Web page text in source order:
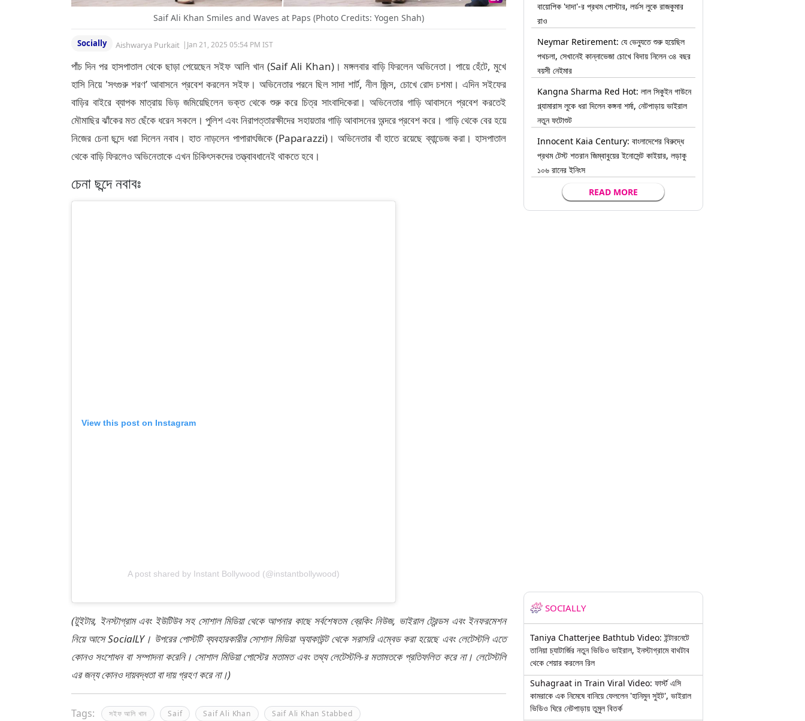
Saif Ali Khan Smiles and Waves at Paps (Photo Credits: Yogen Shah)
Socially Aishwarya Purkait | Jan 21, 2025 05:54 PM IST
পাঁচ দিন পর হাসপাতাল থেকে ছাড়া পেয়েছেন সইফ আলি খান (Saif Ali Khan)। মঙ্গলবার বাড়ি ফিরলেন অভিনেতা। পায়ে হেঁটে, মুখে
হাসি নিয়ে 'সৎগুরু শরণ’ আবাসনে প্রবেশ করলেন সইফ। অভিনেতার পরনে ছিল সাদা শার্ট, নীল জিন্স, চোখে রোদ চশমা। এদিন সইফের
বাড়ির বাইরে ব্যাপক মাত্রায় ভিড় জমিয়েছিলেন ভক্ত থেকে শুরু করে চিত্র সাংবাদিকেরা। অভিনেতার গাড়ি আবাসনে প্রবেশ করতেই
মৌমাছির ঝাঁকের মত ছেঁকে ধরেন সকলে। পুলিশ এবং নিরাপত্তারক্ষীদের সহায়তার গাড়ি আবাসনের অন্দরে প্রবেশ করে। গাড়ি থেকে বের হয়ে
নিজের চেনা ছন্দে ধরা দিলেন নবাব। হাত নাড়লেন পাপারাৎজিকে (Paparazzi)। অভিনেতার বাঁ হাতে রয়েছে ব্যান্ডেজ করা। হাসপাতাল
থেকে বাড়ি ফিরলেও অভিনেতাকে এখন চিকিৎসকদের তত্ত্বাবধানেই থাকতে হবে।
চেনা ছন্দে নবাবঃ
View this post on Instagram
A post shared by Instant Bollywood (@instantbollywood)
(টুইটার, ইনস্টাগ্রাম এবং ইউটিউব সহ সোশাল মিডিয়া থেকে আপনার কাছে সর্বশেষতম ব্রেকিং নিউজ, ভাইরাল ট্রেন্ডস এবং ইনফরমেশন
নিয়ে আসে SocialLY। উপরের পোস্টটি ব্যবহারকারীর সোশাল মিডিয়া অ্যাকাউন্ট থেকে সরাসরি এম্বেড করা হয়েছে এবং লেটেস্টলি এতে
কোনও সংশোধন বা সম্পাদনা করেনি। সোশাল মিডিয়া পোস্টের মতামত এবং তথ্য লেটেস্টলি-র মতামতকে প্রতিফলিত করে না। লেটেস্টলি
এর জন্য কোনও দায়বদ্ধতা বা দায় গ্রহণ করে না।)
Tags: সইফ আলি খান Saif Saif Ali Khan Saif Ali Khan Stabbed
বায়োপিক 'দাদা'-র প্রথম পোস্টার, লর্ডস লুকে রাজকুমার
রাও
Neymar Retirement: যে ভেন্যুতে শুরু হয়েছিল
পথচলা, সেখানেই কান্নাভেজা চোখে বিদায় নিলেন ৩৪ বছর
বয়সী নেইমার
Kangna Sharma Red Hot: লাল সিকুইন গাউনে
গ্ল্যামারাস লুকে ধরা দিলেন কঙ্গনা শর্মা, নেটপাড়ায় ভাইরাল
নতুন ফটোশুট
Innocent Kaia Century: বাংলাদেশের বিরুদ্ধে
প্রথম টেস্ট শতরান জিম্বাবুয়ের ইনোসেন্ট কাইয়ার, লড়াকু
১০৬ রানের ইনিংস
READ MORE
SOCIALLY
Taniya Chatterjee Bathtub Video: ইন্টারনেটে
তানিয়া চ্যাটার্জির নতুন ভিডিও ভাইরাল, ইনস্টাগ্রামে বাথটাব
থেকে শেয়ার করলেন রিল
Suhagraat in Train Viral Video: ফার্স্ট এসি
কামরাকে এক নিমেষে বানিয়ে ফেললেন 'হানিমুন সুইট', ভাইরাল
ভিডিও ঘিরে নেটপাড়ায় তুমুল বিতর্ক